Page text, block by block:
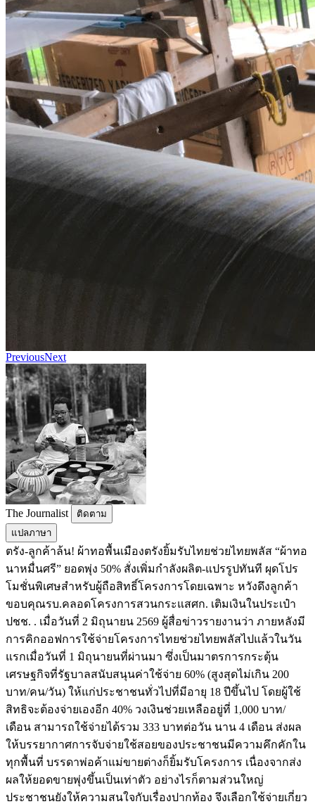
PreviousNext
The Journalist
ติดตาม
แปลภาษา
ตรัง-ลูกค้าล้น! ผ้าทอพื้นเมืองตรังยิ้มรับไทยช่วยไทยพลัส “ผ้าทอ
นาหมื่นศรี” ยอดพุ่ง 50% สั่งเพิ่มกำลังผลิต-แปรรูปทันที ผุดโปร
โมชั่นพิเศษสำหรับผู้ถือสิทธิ์โครงการโดยเฉพาะ หวังดึงลูกค้า
ขอบคุณรบ.คลอดโครงการสวนกระแสศก. เติมเงินในประเป๋า
ปชช. . เมื่อวันที่ 2 มิถุนายน 2569 ผู้สื่อข่าวรายงานว่า ภายหลังมี
การคิกออฟการใช้จ่ายโครงการไทยช่วยไทยพลัสไปแล้วในวัน
แรกเมื่อวันที่ 1 มิถุนายนที่ผ่านมา ซึ่งเป็นมาตรการกระตุ้น
เศรษฐกิจที่รัฐบาลสนับสนุนค่าใช้จ่าย 60% (สูงสุดไม่เกิน 200
บาท/คน/วัน) ให้แก่ประชาชนทั่วไปที่มีอายุ 18 ปีขึ้นไป โดยผู้ใช้
สิทธิจะต้องจ่ายเองอีก 40% วงเงินช่วยเหลืออยู่ที่ 1,000 บาท/
เดือน สามารถใช้จ่ายได้รวม 333 บาทต่อวัน นาน 4 เดือน ส่งผล
ให้บรรยากาศการจับจ่ายใช้สอยของประชาชนมีความคึกคักใน
ทุกพื้นที่ บรรดาพ่อค้าแม่ขายต่างก็ยิ้มรับโครงการ เนื่องจากส่ง
ผลให้ยอดขายพุ่งขึ้นเป็นเท่าตัว อย่างไรก็ตามส่วนใหญ่
ประชาชนยังให้ความสนใจกับเรื่องปากท้อง จึงเลือกใช้จ่ายเกี่ยว